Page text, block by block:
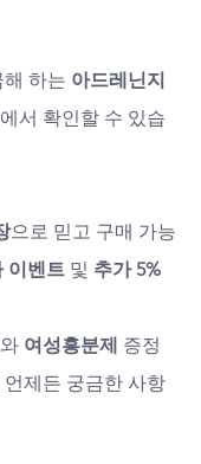
하는 아드레닌지
서 확인할 수 있습
으로 믿고 구매 가능
이벤트 및 추가 5%
와 여성흥분제 증정
언제든 궁금한 사항